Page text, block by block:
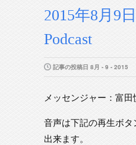
2015年8月9
Podcast
記事の投稿日 8月 - 9 - 2015
メッセンジャー：富
音声は下記の再生ボ
出来ます。